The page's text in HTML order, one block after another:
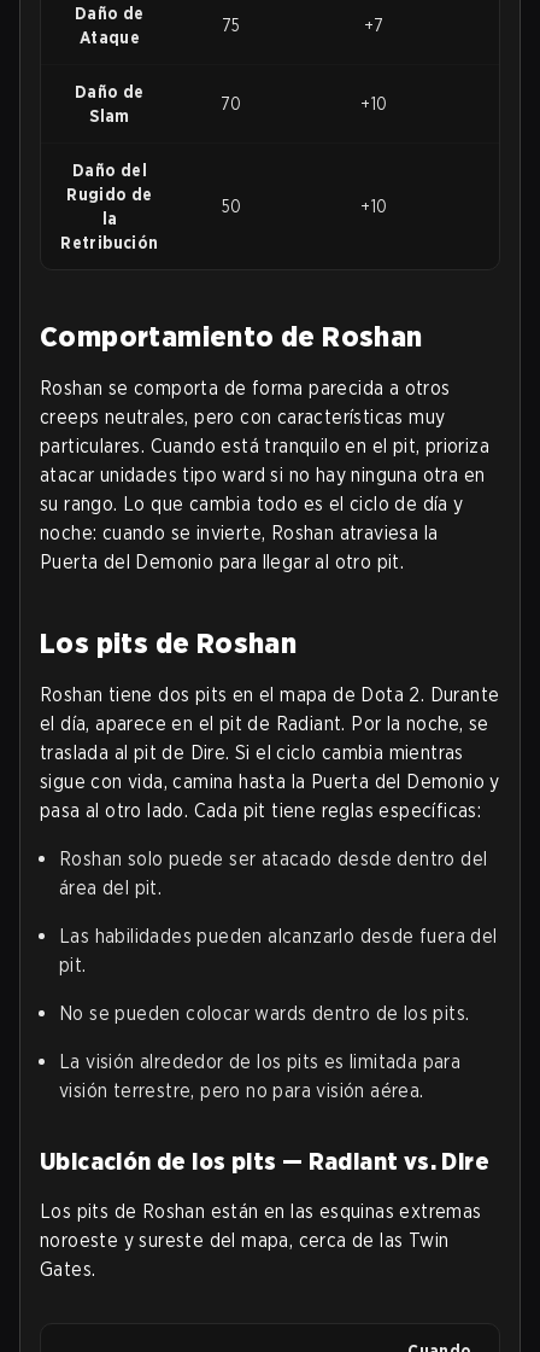
Daño de
Ataque
75 +7
Daño de
Slam
70 +10
Daño del
Rugido de
la
Retribución
50 +10
Comportamiento de Roshan
Roshan se comporta de forma parecida a otros
creeps neutrales, pero con características muy
particulares. Cuando está tranquilo en el pit, prioriza
atacar unidades tipo ward si no hay ninguna otra en
su rango. Lo que cambia todo es el ciclo de día y
noche: cuando se invierte, Roshan atraviesa la
Puerta del Demonio para llegar al otro pit.
Los pits de Roshan
Roshan tiene dos pits en el mapa de Dota 2. Durante
el día, aparece en el pit de Radiant. Por la noche, se
traslada al pit de Dire. Si el ciclo cambia mientras
sigue con vida, camina hasta la Puerta del Demonio y
pasa al otro lado. Cada pit tiene reglas específicas:
Roshan solo puede ser atacado desde dentro del
área del pit.
Las habilidades pueden alcanzarlo desde fuera del
pit.
No se pueden colocar wards dentro de los pits.
La visión alrededor de los pits es limitada para
visión terrestre, pero no para visión aérea.
Ubicación de los pits — Radiant vs. Dire
Los pits de Roshan están en las esquinas extremas
noroeste y sureste del mapa, cerca de las Twin
Gates.